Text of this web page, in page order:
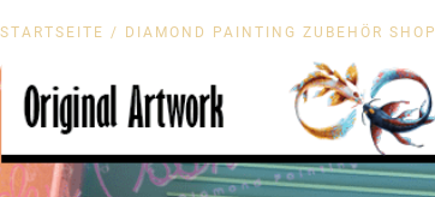
STARTSEITE / DIAMOND PAINTING ZUBEHÖR SHOP